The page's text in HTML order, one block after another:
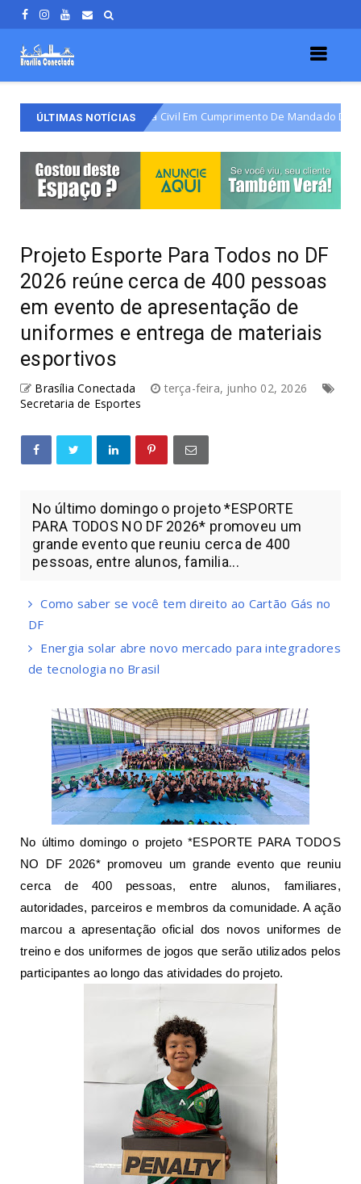
ÚLTIMAS NOTÍCIAS
Polícia Civil Em Cumprimento De Mandado De Prisão Definitiva
Projeto Esporte Para Todos no DF
2026 reúne cerca de 400 pessoas
em evento de apresentação de
uniformes e entrega de materiais
esportivos
Brasília Conectada
terça-feira, junho 02, 2026
Secretaria de Esportes
No último domingo o projeto *ESPORTE
PARA TODOS NO DF 2026* promoveu um
grande evento que reuniu cerca de 400
pessoas, entre alunos, familia...
Como saber se você tem direito ao Cartão Gás no
DF
Energia solar abre novo mercado para integradores
de tecnologia no Brasil
No último domingo o projeto *ESPORTE PARA TODOS
NO DF 2026* promoveu um grande evento que reuniu
cerca de 400 pessoas, entre alunos, familiares,
autoridades, parceiros e membros da comunidade. A ação
marcou a apresentação oficial dos novos uniformes de
treino e dos uniformes de jogos que serão utilizados pelos
participantes ao longo das atividades do projeto.